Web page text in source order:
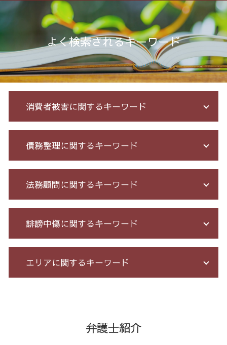
よく検索されるキーワード
消費者被害に関するキーワード
投資セミナー 怪しい
マルチ商法 ネズミ講 違い
株 詐欺
詐欺 被害者 返金
先物 取引 詐欺
競馬 予想 詐欺
アマゾン 詐欺 被害
特殊 詐欺 警視庁
ネット 詐欺 被害 届
高齢者 詐欺 被害
詐欺 被害 お金 戻っ て くる
債務整理に関するキーワード
過払い金 遅延損害金
借金 無料相談 電話
過払い とは
借金 払えない 相談
借金 自己破産 解決
個人再生 デメリット メリット
債務整理 期間 支払
債務整理 借金 金額
法務顧問に関するキーワード
有給 取得 トラブル
会社 法務
臨床法務 とは
セクハラ パワハラ
戦略法務 とは
誹謗中傷に関するキーワード
ネット 誹謗中傷
Twitter 誹謗中傷
誹謗中傷 削除
エリアに関するキーワード
通販 詐欺 東京都 弁護士
弁護士紹介